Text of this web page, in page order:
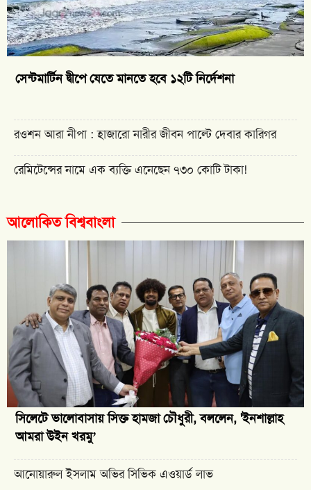
সেন্টমার্টিন দ্বীপে যেতে মানতে হবে ১২টি নির্দেশনা
রওশন আরা নীপা : হাজারো নারীর জীবন পাল্টে দেবার কারিগর
রেমিটেন্সের নামে এক ব্যক্তি এনেছেন ৭৩০ কোটি টাকা!
আলোকিত বিশ্ববাংলা
সিলেটে ভালোবাসায় সিক্ত হামজা চৌধুরী, বললেন, 'ইনশাল্লাহ
আমরা উইন খরমু’
আনোয়ারুল ইসলাম অভির সিভিক এওয়ার্ড লাভ